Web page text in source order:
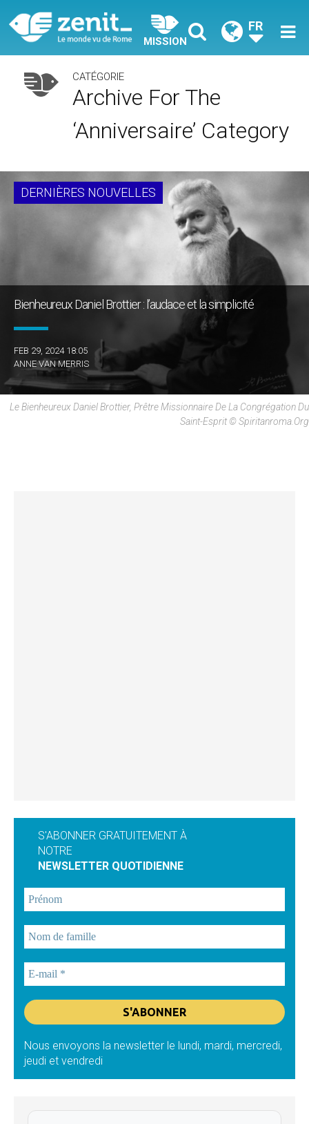
MISSION
FR
CATÉGORIE
Archive For The
‘Anniversaire’ Category
DERNIÈRES NOUVELLES
Bienheureux Daniel Brottier : l’audace et la simplicité
FEB 29, 2024 18:05
ANNE VAN MERRIS
Le Bienheureux Daniel Brottier, Prêtre Missionnaire De La Congrégation Du
Saint-Esprit © Spiritanroma.org
S'ABONNER GRATUITEMENT À
NOTRE
NEWSLETTER QUOTIDIENNE
Nous envoyons la newsletter le lundi, mardi, mercredi,
jeudi et vendredi